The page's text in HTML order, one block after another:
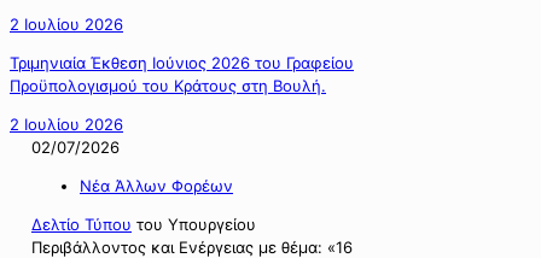
2 Ιουλίου 2026
Τριμηνιαία Έκθεση Ιούνιος 2026 του Γραφείου
Προϋπολογισμού του Κράτους στη Βουλή.
2 Ιουλίου 2026
02/07/2026
Νέα Άλλων Φορέων
Δελτίο Τύπου του Υπουργείου
Περιβάλλοντος και Ενέργειας με θέμα: «16